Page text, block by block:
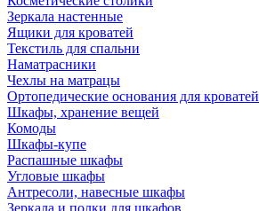
Зеркала настенные
Ящики для кроватей
Текстиль для спальни
Наматрасники
Чехлы на матрацы
Ортопедические основания для кроватей
Шкафы, хранение вещей
Комоды
Шкафы-купе
Распашные шкафы
Угловые шкафы
Антресоли, навесные шкафы
Зеркала и полки для шкафов